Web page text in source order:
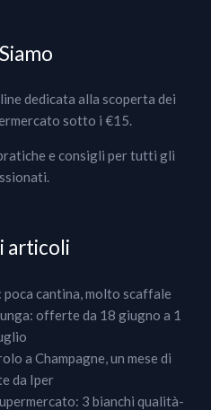
dedicata alla scoperta dei
sotto i €15.
e consigli per tutti gli
articoli
cantina, molto scaffale
offerte da 18 giugno a 1
a Champagne, un mese di
da Iper
3 bianchi qualità-